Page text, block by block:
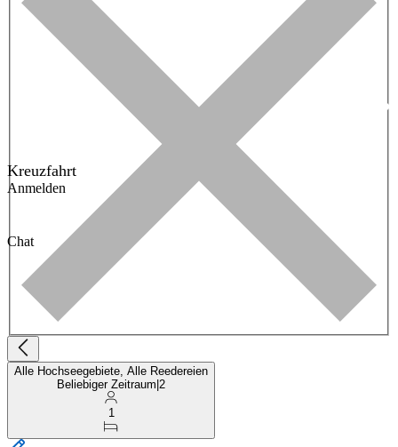
Kreuzfahrt
Anmelden
Chat
Alle Hochseegebiete, Alle Reedereien
Beliebiger Zeitraum 2
1